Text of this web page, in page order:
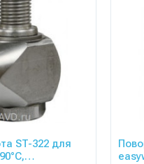
ST-322 для